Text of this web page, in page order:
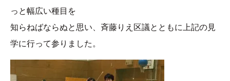
っと幅広い種目を
知らねばならぬと思い、斉藤りえ区議とともに上記の見
学に行って参りました。